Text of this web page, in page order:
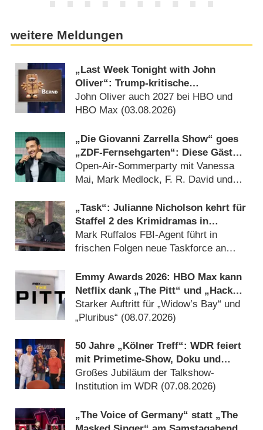
weitere Meldungen
„Last Week Tonight with John
Oliver“: Trump-kritische
Satiresendung verlängert mit einem
„Aber“
John Oliver auch 2027 bei HBO und
HBO Max (03.08.2026)
„Die Giovanni Zarrella Show“ goes
„ZDF-Fernsehgarten“: Diese Gäste
sind am 29. August 2026 dabei
Open-Air-Sommerparty mit Vanessa
Mai, Mark Medlock, F. R. David und
„Task“: Julianne Nicholson kehrt für
Staffel 2 des Krimidramas in
preisgekrönte Rolle aus anderer
HBO-Serie zurück
Mark Ruffalos FBI-Agent führt in
frischen Folgen neue Taskforce an
Emmy Awards 2026: HBO Max kann
Netflix dank „The Pitt“ und „Hacks“
auf Abstand halten
Starker Auftritt für „Widow’s Bay“ und
„Pluribus“ (08.07.2026)
50 Jahre „Kölner Treff“: WDR feiert
mit Primetime-Show, Doku und
Rückblicken
Großes Jubiläum der Talkshow-
Institution im WDR (07.08.2026)
„The Voice of Germany“ statt „The